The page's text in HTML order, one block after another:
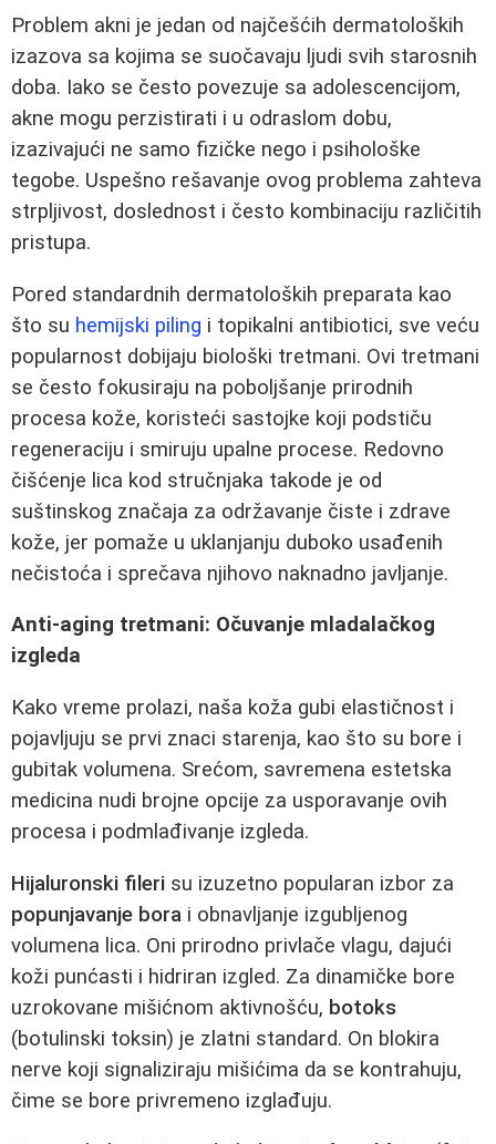
Problem akni je jedan od najčešćih dermatoloških
izazova sa kojima se suočavaju ljudi svih starosnih
doba. Iako se često povezuje sa adolescencijom,
akne mogu perzistirati i u odraslom dobu,
izazivajući ne samo fizičke nego i psihološke
tegobe. Uspešno rešavanje ovog problema zahteva
strpljivost, doslednost i često kombinaciju različitih
pristupa.
Pored standardnih dermatoloških preparata kao
što su hemijski piling i topikalni antibiotici, sve veću
popularnost dobijaju biološki tretmani. Ovi tretmani
se često fokusiraju na poboljšanje prirodnih
procesa kože, koristeći sastojke koji podstiču
regeneraciju i smiruju upalne procese. Redovno
čišćenje lica kod stručnjaka takode je od
suštinskog značaja za održavanje čiste i zdrave
kože, jer pomaže u uklanjanju duboko usađenih
nečistoća i sprečava njihovo naknadno javljanje.
Anti-aging tretmani: Očuvanje mladalačkog
izgleda
Kako vreme prolazi, naša koža gubi elastičnost i
pojavljuju se prvi znaci starenja, kao što su bore i
gubitak volumena. Srećom, savremena estetska
medicina nudi brojne opcije za usporavanje ovih
procesa i podmlađivanje izgleda.
Hijaluronski fileri su izuzetno popularan izbor za
popunjavanje bora i obnavljanje izgubljenog
volumena lica. Oni prirodno privlače vlagu, dajući
koži punćasti i hidriran izgled. Za dinamičke bore
uzrokovane mišićnom aktivnošću, botoks
(botulinski toksin) je zlatni standard. On blokira
nerve koji signaliziraju mišićima da se kontrahuju,
čime se bore privremeno izglađuju.